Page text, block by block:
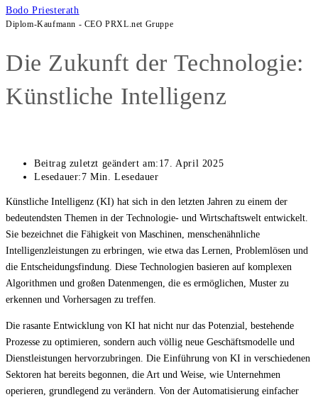
Bodo Priesterath
Diplom-Kaufmann - CEO PRXL.net Gruppe
Die Zukunft der Technologie:
Künstliche Intelligenz
Beitrag zuletzt geändert am: 17. April 2025
Lesedauer: 7 Min. Lesedauer
Künstliche Intelligenz (KI) hat sich in den letzten Jahren zu einem der
bedeutendsten Themen in der Technologie- und Wirtschaftswelt entwickelt.
Sie bezeichnet die Fähigkeit von Maschinen, menschenähnliche
Intelligenzleistungen zu erbringen, wie etwa das Lernen, Problemlösen und
die Entscheidungsfindung. Diese Technologien basieren auf komplexen
Algorithmen und großen Datenmengen, die es ermöglichen, Muster zu
erkennen und Vorhersagen zu treffen.
Die rasante Entwicklung von KI hat nicht nur das Potenzial, bestehende
Prozesse zu optimieren, sondern auch völlig neue Geschäftsmodelle und
Dienstleistungen hervorzubringen. Die Einführung von KI in verschiedenen
Sektoren hat bereits begonnen, die Art und Weise, wie Unternehmen
operieren, grundlegend zu verändern. Von der Automatisierung einfacher